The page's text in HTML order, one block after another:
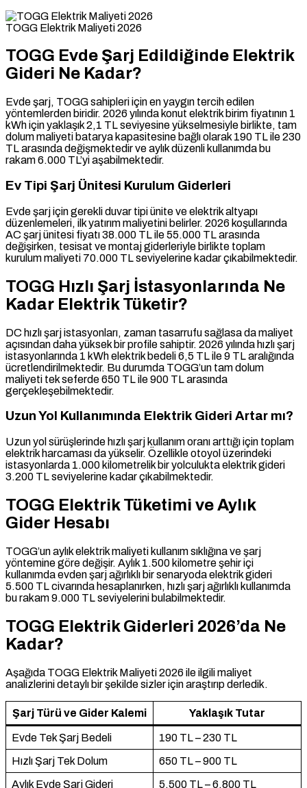
TOGG Elektrik Maliyeti 2026
TOGG Evde Şarj Edildiğinde Elektrik
Gideri Ne Kadar?
Evde şarj, TOGG sahipleri için en yaygın tercih edilen
yöntemlerden biridir. 2026 yılında konut elektrik birim fiyatının 1
kWh için yaklaşık 2,1 TL seviyesine yükselmesiyle birlikte, tam
dolum maliyeti batarya kapasitesine bağlı olarak 190 TL ile 230
TL arasında değişmektedir ve aylık düzenli kullanımda bu
rakam 6.000 TL’yi aşabilmektedir.
Ev Tipi Şarj Ünitesi Kurulum Giderleri
Evde şarj için gerekli duvar tipi ünite ve elektrik altyapı
düzenlemeleri, ilk yatırım maliyetini belirler. 2026 koşullarında
AC şarj ünitesi fiyatı 38.000 TL ile 55.000 TL arasında
değişirken, tesisat ve montaj giderleriyle birlikte toplam
kurulum maliyeti 70.000 TL seviyelerine kadar çıkabilmektedir.
TOGG Hızlı Şarj İstasyonlarında Ne
Kadar Elektrik Tüketir?
DC hızlı şarj istasyonları, zaman tasarrufu sağlasa da maliyet
açısından daha yüksek bir profile sahiptir. 2026 yılında hızlı şarj
istasyonlarında 1 kWh elektrik bedeli 6,5 TL ile 9 TL aralığında
ücretlendirilmektedir. Bu durumda TOGG’un tam dolum
maliyeti tek seferde 650 TL ile 900 TL arasında
gerçekleşebilmektedir.
Uzun Yol Kullanımında Elektrik Gideri Artar mı?
Uzun yol sürüşlerinde hızlı şarj kullanım oranı arttığı için toplam
elektrik harcaması da yükselir. Özellikle otoyol üzerindeki
istasyonlarda 1.000 kilometrelik bir yolculukta elektrik gideri
3.200 TL seviyelerine kadar çıkabilmektedir.
TOGG Elektrik Tüketimi ve Aylık
Gider Hesabı
TOGG’un aylık elektrik maliyeti kullanım sıklığına ve şarj
yöntemine göre değişir. Aylık 1.500 kilometre şehir içi
kullanımda evden şarj ağırlıklı bir senaryoda elektrik gideri
5.500 TL civarında hesaplanırken, hızlı şarj ağırlıklı kullanımda
bu rakam 9.000 TL seviyelerini bulabilmektedir.
TOGG Elektrik Giderleri 2026’da Ne
Kadar?
Aşağıda TOGG Elektrik Maliyeti 2026 ile ilgili maliyet
analizlerini detaylı bir şekilde sizler için araştırıp derledik.
Şarj Türü ve Gider Kalemi Yaklaşık Tutar
Evde Tek Şarj Bedeli
190 TL – 230 TL
Hızlı Şarj Tek Dolum
650 TL – 900 TL
Aylık Evde Şarj Gideri
5.500 TL – 6.800 TL